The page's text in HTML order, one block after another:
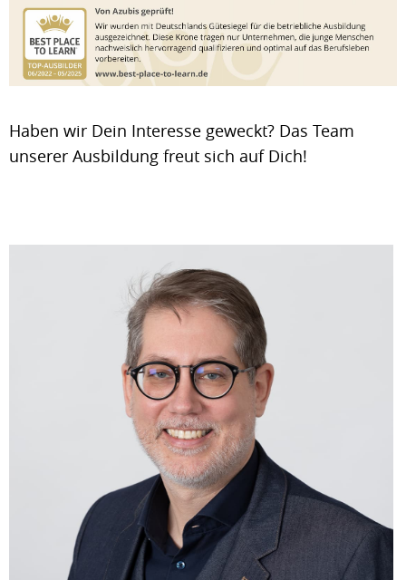
Haben wir Dein Interesse geweckt? Das Team
unserer Ausbildung freut sich auf Dich!